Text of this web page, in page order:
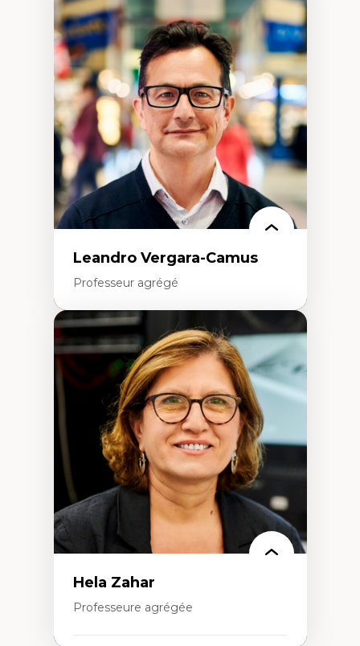
Art
Anti-discrimination
Décolonisation de l’enseignement, de la
recherche, des institutions administratives
et syndicales
Pluralisme épistémologique et
francophonie
Culture
Politiques culturelles
Vivre ensemble
Anti-racisme
Anti-sexisme
Pratiques non oppressives
Leandro Vergara-Camus
Professeur agrégé
Expertises
Amérique latine
Théories du développement et
développement alternatif
Théories de l’État
Développement durable
Économie politique
Théories marxistes
Mouvements sociaux
Transition énergétique
Énergies renouvelables
Hela Zahar
Professeure agrégée